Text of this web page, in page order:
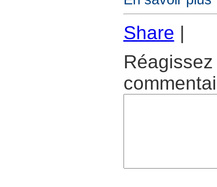
Share |